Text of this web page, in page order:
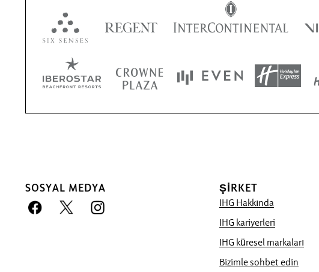
SOSYAL MEDYA ŞIRKET
IHG Hakkında
IHG kariyerleri
IHG küresel markaları
Bizimle sohbet edin
Bizimle Rezervasyon Avantajı